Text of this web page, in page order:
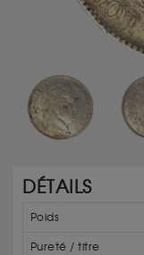
DÉTAILS
Poids
Pureté / titre